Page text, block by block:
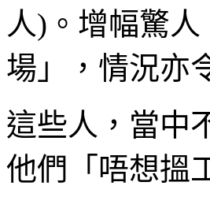
人)。增幅驚
場」，情況亦
這些人，當中
他們「唔想搵